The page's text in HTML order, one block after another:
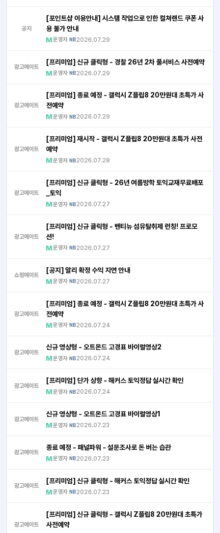
공지
[포인트샵 이용안내] 시스템 작업으로 인한 컬쳐랜드 쿠폰 사
용 불가 안내
운영자 NB2026.07.29
광고메이트
[프리미엄] 신규 클릭형 - 경찰 26년 2차 풀서비스 사전예약
운영자 NB2026.07.29
광고메이트
[프리미엄] 종료 예정 - 갤럭시 Z플립8 20만원대 초특가 사
전예약
운영자 NB2026.07.29
광고메이트
[프리미엄] 재시작 - 갤럭시 Z플립8 20만원대 초특가 사전
예약
운영자 NB2026.07.28
광고메이트
[프리미엄] 신규 클릭형 - 26년 여름방학 토익교재무료배포
_토익
운영자 NB2026.07.27
광고메이트
[프리미엄] 신규 클릭형 - 벤티뉴 섬유탈취제 런칭! 프로모
션!
운영자 NB2026.07.27
쇼핑메이트
[공지] 알리 확정 수익 지연 안내
운영자 NB2026.07.27
광고메이트
[프리미엄] 종료 예정 - 갤럭시 Z플립8 20만원대 초특가 사
전예약
운영자 NB2026.07.24
광고메이트
신규 영상형 - 오트몬드 고경표 바이럴영상2
운영자 NB2026.07.24
광고메이트
[프리미엄] 단가 상향 - 해커스 토익정답 실시간 확인
운영자 NB2026.07.24
광고메이트
신규 영상형 - 오트몬드 고경표 바이럴영상1
운영자 NB2026.07.23
광고메이트
종료 예정 - 패널파워 - 설문조사로 돈 버는 습관
운영자 NB2026.07.23
광고메이트
[프리미엄] 신규 클릭형 - 해커스 토익정답 실시간 확인
운영자 NB2026.07.23
광고메이트
[프리미엄] 신규 클릭형 - 갤럭시 Z플립8 20만원대 초특가
사전예약